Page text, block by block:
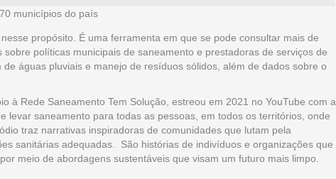
municípios do país
propósito. É uma ferramenta em que se pode consultar mais de
políticas municipais de saneamento e prestadoras de serviços de
águas pluviais e manejo de resíduos sólidos, além de dados sobre o
à Rede Saneamento Tem Solução, estreou em 2021 no YouTube com a
levar saneamento para todas as pessoas, em todos os territórios, onde
traz narrativas inspiradoras de comunidades que lutam pela
sanitárias adequadas. São histórias de indivíduos e organizações que
meio de abordagens sustentáveis que visam um futuro mais limpo.